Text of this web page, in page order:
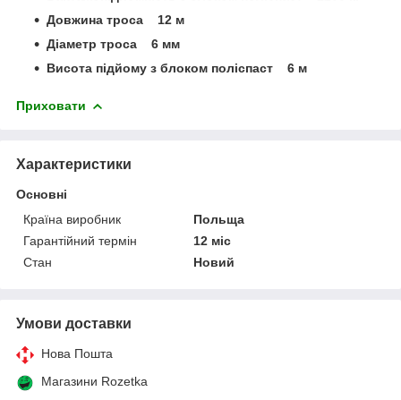
Довжина троса 12 м
Діаметр троса 6 мм
Висота підйому з блоком поліспаст 6 м
Приховати
Характеристики
Основні
Країна виробник
Польща
Гарантійний термін
12 міс
Стан
Новий
Умови доставки
Нова Пошта
Магазини Rozetka